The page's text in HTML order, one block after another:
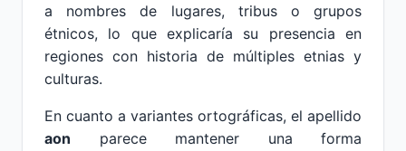
a nombres de lugares, tribus o grupos
étnicos, lo que explicaría su presencia en
regiones con historia de múltiples etnias y
culturas.
En cuanto a variantes ortográficas, el apellido
aon parece mantener una forma